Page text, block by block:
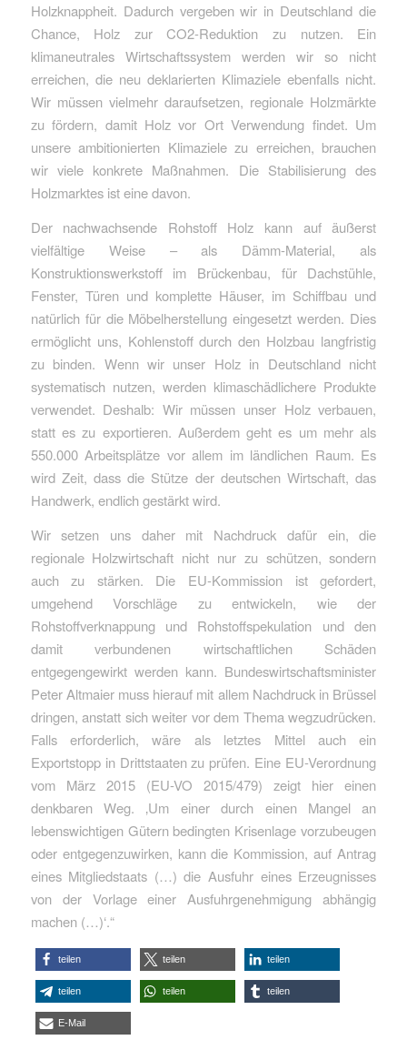
Holzknappheit. Dadurch vergeben wir in Deutschland die
Chance, Holz zur CO2-Reduktion zu nutzen. Ein
klimaneutrales Wirtschaftssystem werden wir so nicht
erreichen, die neu deklarierten Klimaziele ebenfalls nicht.
Wir müssen vielmehr daraufsetzen, regionale Holzmärkte
zu fördern, damit Holz vor Ort Verwendung findet. Um
unsere ambitionierten Klimaziele zu erreichen, brauchen
wir viele konkrete Maßnahmen. Die Stabilisierung des
Holzmarktes ist eine davon.
Der nachwachsende Rohstoff Holz kann auf äußerst
vielfältige Weise – als Dämm-Material, als
Konstruktionswerkstoff im Brückenbau, für Dachstühle,
Fenster, Türen und komplette Häuser, im Schiffbau und
natürlich für die Möbelherstellung eingesetzt werden. Dies
ermöglicht uns, Kohlenstoff durch den Holzbau langfristig
zu binden. Wenn wir unser Holz in Deutschland nicht
systematisch nutzen, werden klimaschädlichere Produkte
verwendet. Deshalb: Wir müssen unser Holz verbauen,
statt es zu exportieren. Außerdem geht es um mehr als
550.000 Arbeitsplätze vor allem im ländlichen Raum. Es
wird Zeit, dass die Stütze der deutschen Wirtschaft, das
Handwerk, endlich gestärkt wird.
Wir setzen uns daher mit Nachdruck dafür ein, die
regionale Holzwirtschaft nicht nur zu schützen, sondern
auch zu stärken. Die EU-Kommission ist gefordert,
umgehend Vorschläge zu entwickeln, wie der
Rohstoffverknappung und Rohstoffspekulation und den
damit verbundenen wirtschaftlichen Schäden
entgegengewirkt werden kann. Bundeswirtschaftsminister
Peter Altmaier muss hierauf mit allem Nachdruck in Brüssel
dringen, anstatt sich weiter vor dem Thema wegzudrücken.
Falls erforderlich, wäre als letztes Mittel auch ein
Exportstopp in Drittstaaten zu prüfen. Eine EU-Verordnung
vom März 2015 (EU-VO 2015/479) zeigt hier einen
denkbaren Weg. ‚Um einer durch einen Mangel an
lebenswichtigen Gütern bedingten Krisenlage vorzubeugen
oder entgegenzuwirken, kann die Kommission, auf Antrag
eines Mitgliedstaats (…) die Ausfuhr eines Erzeugnisses
von der Vorlage einer Ausfuhrgenehmigung abhängig
machen (…)‘.“
teilen teilen teilen
teilen teilen teilen
E-Mail